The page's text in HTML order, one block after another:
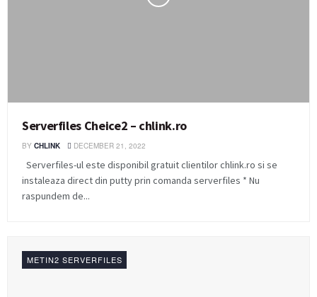
Serverfiles Cheice2 – chlink.ro
BY CHLINK DECEMBER 21, 2022
Serverfiles-ul este disponibil gratuit clientilor chlink.ro si se
instaleaza direct din putty prin comanda serverfiles * Nu
raspundem de...
METIN2 SERVERFILES